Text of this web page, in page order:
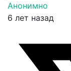
Анонимно
6 лет назад